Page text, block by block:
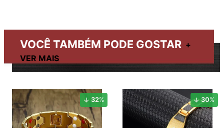
VOCÊ TAMBÉM PODE GOSTAR
32% 30%